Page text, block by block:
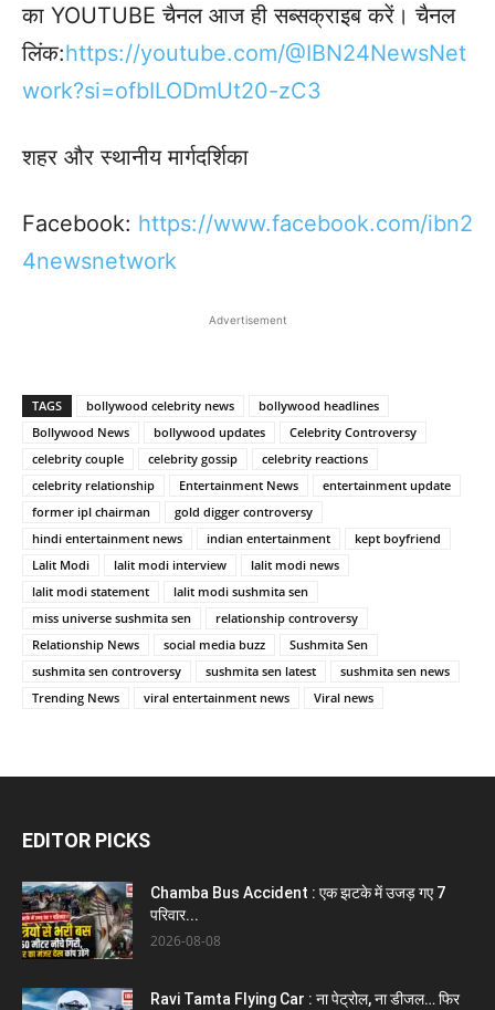
का YOUTUBE चैनल आज ही सब्सक्राइब करें। चैनल
लिंक:https://youtube.com/@IBN24NewsNet
work?si=ofbILODmUt20-zC3
शहर और स्थानीय मार्गदर्शिका
Facebook: https://www.facebook.com/ibn2
4newsnetwork
Advertisement
TAGS bollywood celebrity news
bollywood headlines
Bollywood News
bollywood updates
Celebrity Controversy
celebrity couple
celebrity gossip
celebrity reactions
celebrity relationship
Entertainment News
entertainment update
former ipl chairman
gold digger controversy
hindi entertainment news
indian entertainment
kept boyfriend
Lalit Modi
lalit modi interview
lalit modi news
lalit modi statement
lalit modi sushmita sen
miss universe sushmita sen
relationship controversy
Relationship News
social media buzz
Sushmita Sen
sushmita sen controversy
sushmita sen latest
sushmita sen news
Trending News
viral entertainment news Viral news
EDITOR PICKS
Chamba Bus Accident : एक झटके में उजड़ गए 7
परिवार...
2026-08-08
Ravi Tamta Flying Car : ना पेट्रोल, ना डीजल… फिर